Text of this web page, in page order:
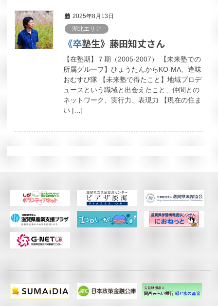
2025年8月13日
湖北エリア
《卒塾生》藤田知丈さん
【在塾期】７期（2005-2007） 【未来塾での
所属グループ】ひょうたんからKO-MA、逢味
おむすび隊 【未来塾で得たこと】地域プロデ
ュースという職域と出会えたこと、仲間との
ネットワーク、実行力、表現力 【現在の住ま
い […]